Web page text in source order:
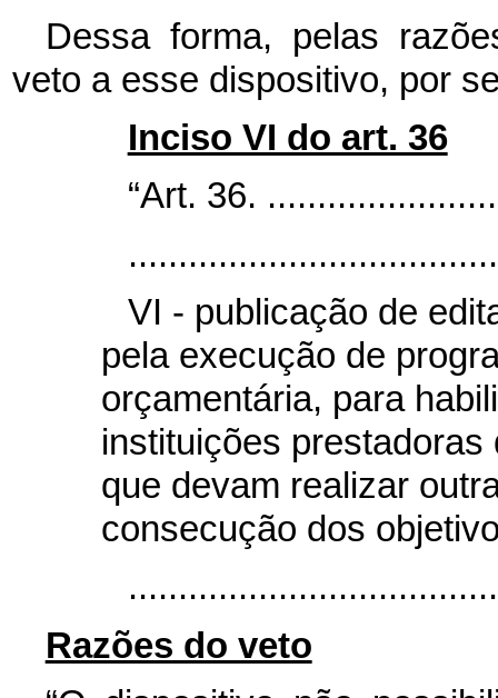
Dessa forma, pelas
veto a esse dispositivo, por
Inciso VI do art. 36
“Art. 36.
VI - publicação de
pela execução de
orçamentária, para
instituições
que devam realizar
consecução dos
Razões do veto